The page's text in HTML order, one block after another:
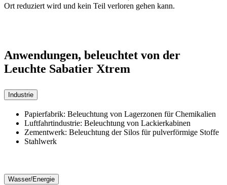
Ort reduziert wird und kein Teil verloren gehen kann.
Anwendungen, beleuchtet von der
Leuchte Sabatier Xtrem
Industrie
Papierfabrik: Beleuchtung von Lagerzonen für Chemikalien
Luftfahrtindustrie: Beleuchtung von Lackierkabinen
Zementwerk: Beleuchtung der Silos für pulverförmige Stoffe
Stahlwerk
Wasser/Energie